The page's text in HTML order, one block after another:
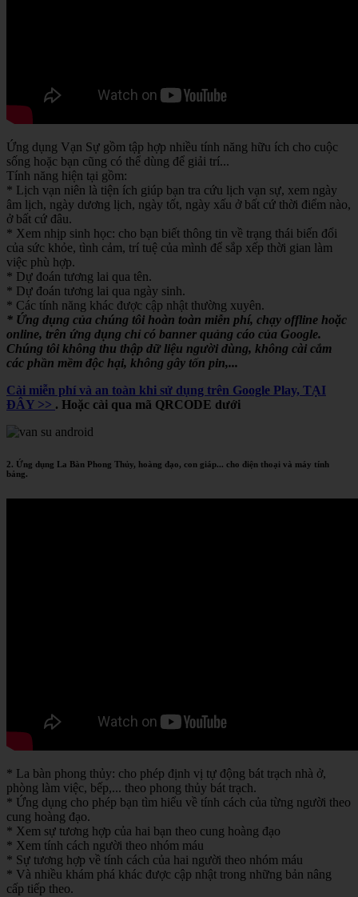
Ứng dụng Vạn Sự gồm tập hợp nhiều tính năng hữu ích cho cuộc
sống hoặc bạn cũng có thể dùng để giải trí...
Tính năng hiện tại gồm:
* Lịch vạn niên là tiện ích giúp bạn tra cứu lịch vạn sự, xem ngày
âm lịch, ngày dương lịch, ngày tốt, ngày xấu ở bất cứ thời điểm nào,
ở bất cứ đâu.
* Xem nhịp sinh học: cho bạn biết thông tin về trạng thái biến đổi
của sức khỏe, tình cảm, trí tuệ của mình để sắp xếp thời gian làm
việc phù hợp.
* Dự đoán tương lai qua tên.
* Dự đoán tương lai qua ngày sinh.
* Các tính năng khác được cập nhật thường xuyên.
* Ứng dụng của chúng tôi hoàn toàn miễn phí, chạy offline hoặc
online, trên ứng dụng chỉ có banner quảng cáo của Google.
Chúng tôi không thu thập dữ liệu người dùng, không cài cắm
các phần mềm độc hại, không gây tốn pin,...
Cài miễn phí và an toàn khi sử dụng trên Google Play, TẠI
ĐÂY >> . Hoặc cài qua mã QRCODE dưới
2. Ứng dụng La Bàn Phong Thủy, hoàng đạo, con giáp... cho điện thoại và máy tính
bảng.
* La bàn phong thủy: cho phép định vị tự động bát trạch nhà ở,
phòng làm việc, bếp,... theo phong thủy bát trạch.
* Ứng dụng cho phép bạn tìm hiểu về tính cách của từng người theo
cung hoàng đạo.
* Xem sự tương hợp của hai bạn theo cung hoàng đạo
* Xem tính cách người theo nhóm máu
* Sự tương hợp về tính cách của hai người theo nhóm máu
* Và nhiều khám phá khác được cập nhật trong những bản nâng
cấp tiếp theo.